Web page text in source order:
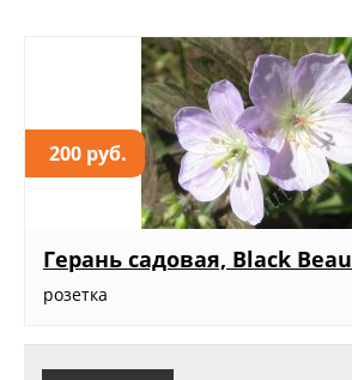
200 руб.
Герань садовая, Black
розетка